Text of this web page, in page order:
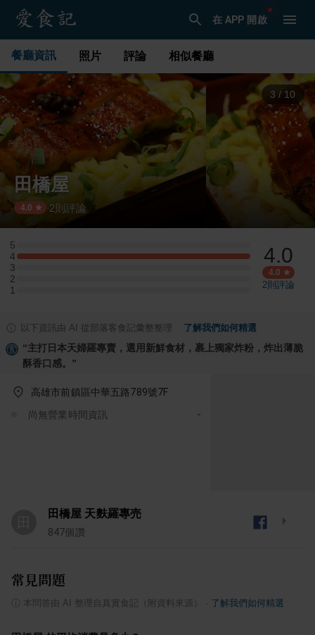
在 APP 開啟
餐廳資訊 照片 評論 相似餐廳
3 / 10
田橋屋
4.0 ·2 則評論
5
5 星：0 則評論
4
4 星：1 則評論
3
3 星：0 則評論
2
2 星：0 則評論
1
1 星：0 則評論
4.0
4.0
2則評論
以下資訊由 AI 從部落客食記彙整整理 了解我們如何精選
“主打日本天婦羅專賣，選用新鮮食材，裹上獨家炸粉，炸出薄脆
酥香口感。 ”
高雄市前鎮區中華五路789號7F
尚無營業時間資訊
田橋屋 天麩羅專売
847個讚
常見問題
本問答由 AI 整理自真實食記（附資料來源） 了解我們如何精選